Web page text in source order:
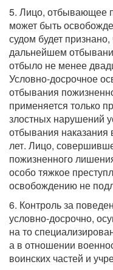
5. Лицо, отбывающее
может быть
судом будет
дальнейшем
отбыло не менее
Условно-досрочное
отбывания
применяется только
злостных нарушений
отбывания
лет. Лицо,
пожизненного
особо тяжкое
освобождению не
6. Контроль за
условно-досрочно,
на то
а в отношении
воинских частей и